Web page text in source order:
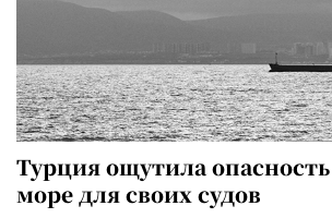
Турция ощутила
море для своих судов